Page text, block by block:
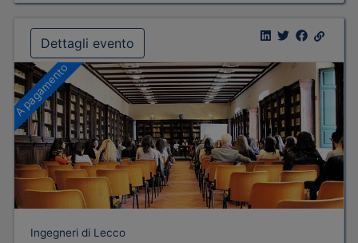
Dettagli evento
A pagamento
Ingegneri di Lecco